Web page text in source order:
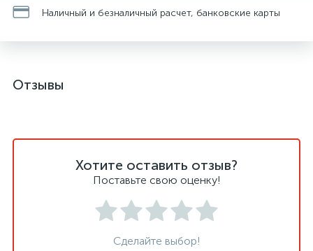
Наличный и безналичный расчет, банковские карты
Отзывы
Хотите оставить отзыв?
Поставьте свою оценку!
Сделайте выбор!